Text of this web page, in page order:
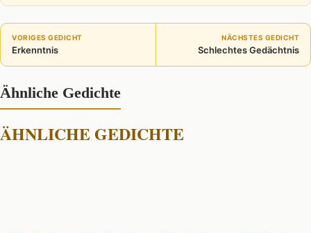
VORIGES GEDICHT
Erkenntnis
NÄCHSTES GEDICHT
Schlechtes Gedächtnis
Ähnliche Gedichte
ÄHNLICHE GEDICHTE